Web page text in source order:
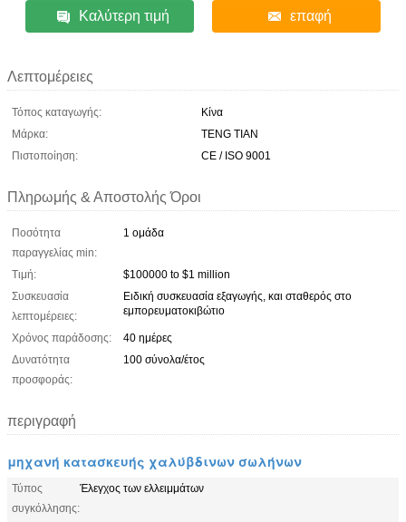
Καλύτερη τιμή επαφή
Λεπτομέρειες
Τόπος καταγωγής:
Κίνα
Μάρκα:
TENG TIAN
Πιστοποίηση:
CE / ISO 9001
Πληρωμής & Αποστολής Όροι
Ποσότητα
παραγγελίας min:
1 ομάδα
Τιμή:
$100000 to $1 million
Συσκευασία
λεπτομέρειες:
Ειδική συσκευασία εξαγωγής, και σταθερός στο
εμπορευματοκιβώτιο
Χρόνος παράδοσης:
40 ημέρες
Δυνατότητα
προσφοράς:
100 σύνολα/έτος
περιγραφή
μηχανή κατασκευής χαλύβδινων σωλήνων
Τύπος
συγκόλλησης:
Έλεγχος των ελλειμμάτων